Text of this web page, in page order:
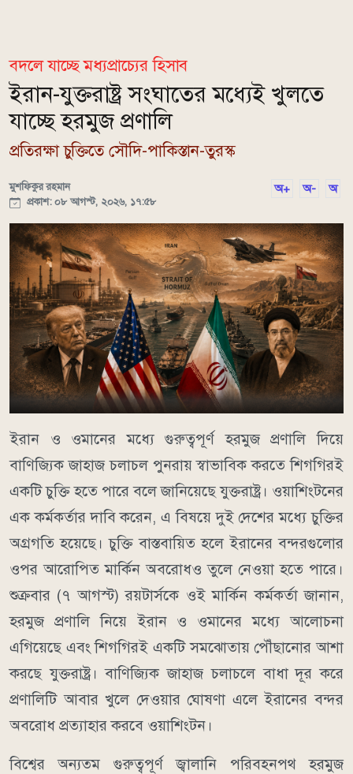
বদলে যাচ্ছে মধ্যপ্রাচ্যের হিসাব
ইরান-যুক্তরাষ্ট্র সংঘাতের মধ্যেই খুলতে
যাচ্ছে হরমুজ প্রণালি
প্রতিরক্ষা চুক্তিতে সৌদি-পাকিস্তান-তুরস্ক
মুশফিকুর রহমান
প্রকাশ: ০৮ আগস্ট, ২০২৬, ১৭:৫৮
অ+ অ- অ
ইরান ও ওমানের মধ্যে গুরুত্বপূর্ণ হরমুজ প্রণালি দিয়ে
বাণিজ্যিক জাহাজ চলাচল পুনরায় স্বাভাবিক করতে শিগগিরই
একটি চুক্তি হতে পারে বলে জানিয়েছে যুক্তরাষ্ট্র। ওয়াশিংটনের
এক কর্মকর্তার দাবি করেন, এ বিষয়ে দুই দেশের মধ্যে চুক্তির
অগ্রগতি হয়েছে। চুক্তি বাস্তবায়িত হলে ইরানের বন্দরগুলোর
ওপর আরোপিত মার্কিন অবরোধও তুলে নেওয়া হতে পারে।
শুক্রবার (৭ আগস্ট) রয়টার্সকে ওই মার্কিন কর্মকর্তা জানান,
হরমুজ প্রণালি নিয়ে ইরান ও ওমানের মধ্যে আলোচনা
এগিয়েছে এবং শিগগিরই একটি সমঝোতায় পৌঁছানোর আশা
করছে যুক্তরাষ্ট্র। বাণিজ্যিক জাহাজ চলাচলে বাধা দূর করে
প্রণালিটি আবার খুলে দেওয়ার ঘোষণা এলে ইরানের বন্দর
অবরোধ প্রত্যাহার করবে ওয়াশিংটন।
বিশ্বের অন্যতম গুরুত্বপূর্ণ জ্বালানি পরিবহনপথ হরমুজ